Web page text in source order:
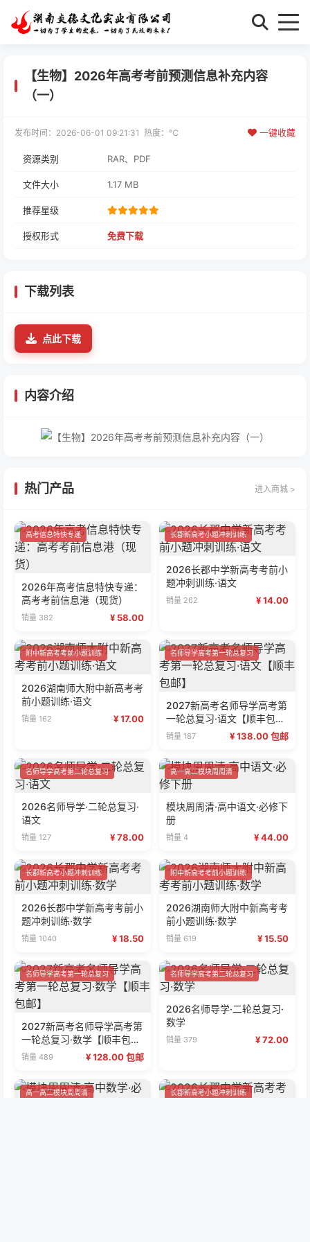
【生物】2026年高考考前预测信息补充内容
（一）
发布时间：2026-06-01 09:21:31 热度： ℃ 一键收藏
资源类别 RAR、PDF
文件大小 1.17 MB
推荐星级
授权形式 免费下载
下载列表
点此下载
内容介绍
热门产品 进入商城 >
高考信息特快专递
2026年高考信息特快专递：
高考考前信息港（现货）
销量 382 ¥ 58.00
长郡新高考小题冲刺训练
2026长郡中学新高考考前小
题冲刺训练·语文
销量 262 ¥ 14.00
附中新高考考前小题训练
2026湖南师大附中新高考考
前小题训练·语文
销量 162 ¥ 17.00
名师导学高考第一轮总复习
2027新高考名师导学高考第
一轮总复习·语文【顺丰包
邮】
销量 187 ¥ 138.00 包邮
名师导学高考第二轮总复习
2026名师导学·二轮总复习·
语文
销量 127 ¥ 78.00
高一高二模块周周清
模块周周清·高中语文·必修下
册
销量 4 ¥ 44.00
长郡新高考小题冲刺训练
2026长郡中学新高考考前小
题冲刺训练·数学
销量 1040 ¥ 18.50
附中新高考考前小题训练
2026湖南师大附中新高考考
前小题训练·数学
销量 619 ¥ 15.50
名师导学高考第一轮总复习
2027新高考名师导学高考第
一轮总复习·数学【顺丰包
邮】
销量 489 ¥ 128.00 包邮
名师导学高考第二轮总复习
2026名师导学·二轮总复习·
数学
销量 379 ¥ 72.00
高一高二模块周周清 长郡新高考小题冲刺训练